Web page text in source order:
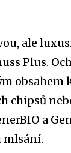
ale
Plus.
obsahem
chipsů
a
mlsání.